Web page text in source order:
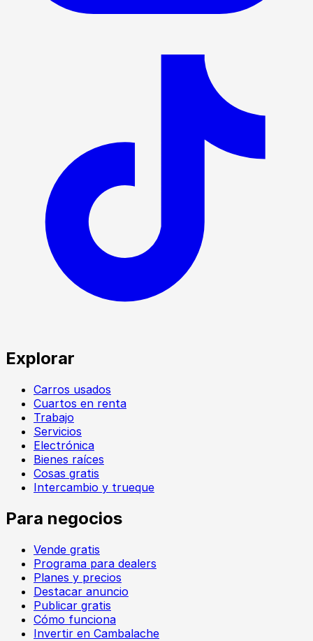
Explorar
Carros usados
Cuartos en renta
Trabajo
Servicios
Electrónica
Bienes raíces
Cosas gratis
Intercambio y trueque
Para negocios
Vende gratis
Programa para dealers
Planes y precios
Destacar anuncio
Publicar gratis
Cómo funciona
Invertir en Cambalache